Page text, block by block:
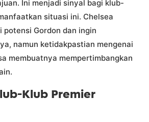
Ini menjadi sinyal bagi klub-
situasi ini. Chelsea
potensi Gordon dan ingin
namun ketidakpastian mengenai
membuatnya mempertimbangkan
Klub Premier